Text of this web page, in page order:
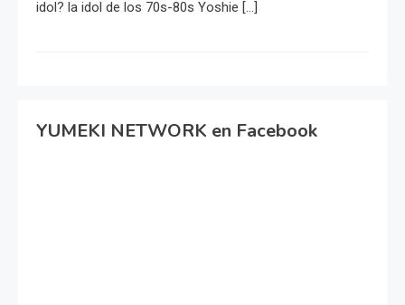
idol? la idol de los 70s-80s Yoshie […]
YUMEKI NETWORK en Facebook